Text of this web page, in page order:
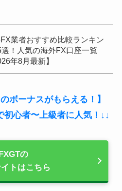
業者おすすめ比較ランキン
選！人気の海外FX口座一覧
年8月最新】
ボーナスがもらえる！】
心者〜上級者に人気！↓↓
の
トはこちら